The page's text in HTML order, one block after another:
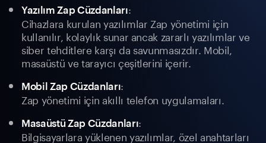
Yazılım Zap Cüzdanları:
Cihazlara kurulan yazılımlar Zap yönetimi için
kullanılır, kolaylık sunar ancak zararlı yazılımlar ve
siber tehditlere karşı da savunmasızdır. Mobil,
masaüstü ve tarayıcı çeşitlerini içerir.
Mobil Zap Cüzdanları:
Zap yönetimi için akıllı telefon uygulamaları.
Masaüstü Zap Cüzdanları:
Bilgisayarlara yüklenen yazılımlar, özel anahtarları